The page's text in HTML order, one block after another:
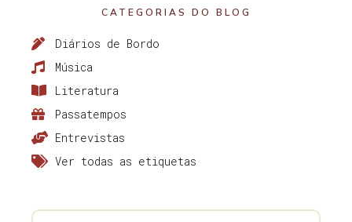
CATEGORIAS DO BLOG
Diários de Bordo
Música
Literatura
Passatempos
Entrevistas
Ver todas as etiquetas